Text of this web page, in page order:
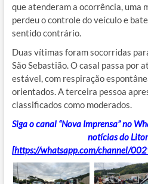
que atenderam a ocorrência, uma
perdeu o controle do veículo e
sentido contrário.
Duas vítimas foram socorridas
São Sebastião. O casal passa por
estável, com respiração
orientados. A terceira pessoa
classificados como moderados.
Siga o canal “Nova Imprensa” no
notícias do
[https://whatsapp.com/channel/